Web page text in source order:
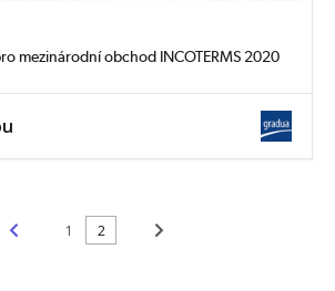
mezinárodní obchod INCOTERMS 2020
1 2